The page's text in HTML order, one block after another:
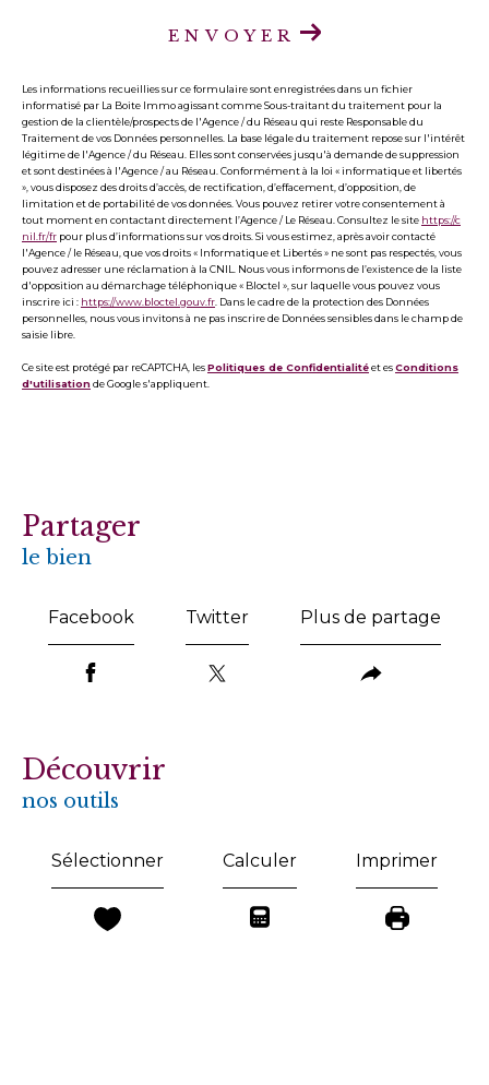
ENVOYER
Les informations recueillies sur ce formulaire sont enregistrées dans un fichier
informatisé par La Boite Immo agissant comme Sous-traitant du traitement pour la
gestion de la clientèle/prospects de l'Agence / du Réseau qui reste Responsable du
Traitement de vos Données personnelles. La base légale du traitement repose sur l'intérêt
légitime de l'Agence / du Réseau. Elles sont conservées jusqu'à demande de suppression
et sont destinées à l'Agence / au Réseau. Conformément à la loi « informatique et libertés
», vous disposez des droits d’accès, de rectification, d’effacement, d’opposition, de
limitation et de portabilité de vos données. Vous pouvez retirer votre consentement à
tout moment en contactant directement l’Agence / Le Réseau. Consultez le site https://c
nil.fr/fr pour plus d’informations sur vos droits. Si vous estimez, après avoir contacté
l'Agence / le Réseau, que vos droits « Informatique et Libertés » ne sont pas respectés, vous
pouvez adresser une réclamation à la CNIL. Nous vous informons de l’existence de la liste
d'opposition au démarchage téléphonique « Bloctel », sur laquelle vous pouvez vous
inscrire ici : https://www.bloctel.gouv.fr. Dans le cadre de la protection des Données
personnelles, nous vous invitons à ne pas inscrire de Données sensibles dans le champ de
saisie libre.
Ce site est protégé par reCAPTCHA, lesPolitiques de Confidentialitéet esConditions
d'utilisationde Google s'appliquent.
partager
le bien
Facebook Twitter Plus de partage
découvrir
nos outils
Sélectionner Calculer Imprimer